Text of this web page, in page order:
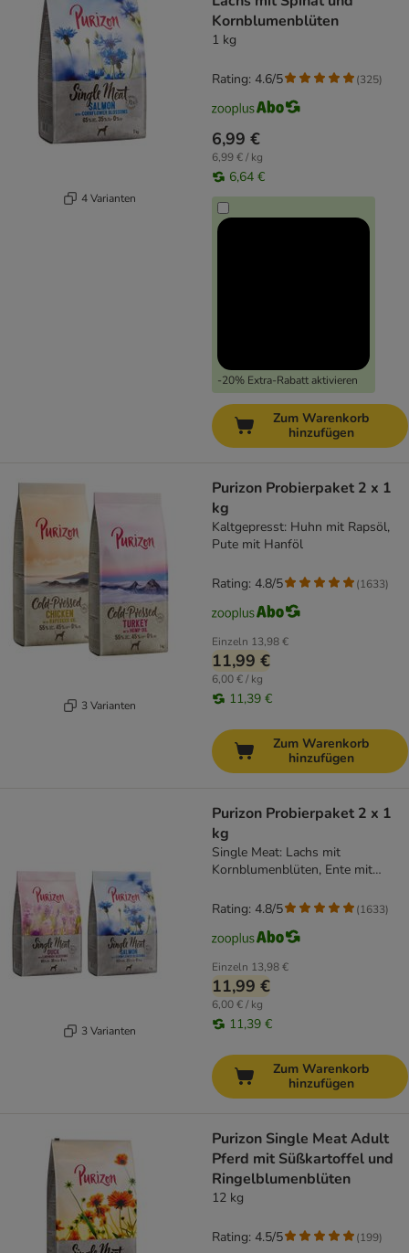
4 Varianten
Kornblumenblüten
1 kg
6,99 €
6,99 € / kg
6,64 €
-20% Extra-Rabatt aktivieren
Rating: 4.6/5 (325)
Zum Warenkorb
hinzufügen
3 Varianten
Purizon Probierpaket 2 x 1
kg
Kaltgepresst: Huhn mit Rapsöl,
Pute mit Hanföl
Einzeln 13,98 €
11,99 €
6,00 € / kg
11,39 €
Rating: 4.8/5 (1633)
Zum Warenkorb
hinzufügen
3 Varianten
Purizon Probierpaket 2 x 1
kg
Single Meat: Lachs mit
Kornblumenblüten, Ente mit
Einzeln 13,98 €
11,99 €
6,00 € / kg
11,39 €
Rating: 4.8/5 (1633)
Zum Warenkorb
hinzufügen
Purizon Single Meat Adult
Pferd mit Süßkartoffel und
Ringelblumenblüten
12 kg
Rating: 4.5/5 (199)